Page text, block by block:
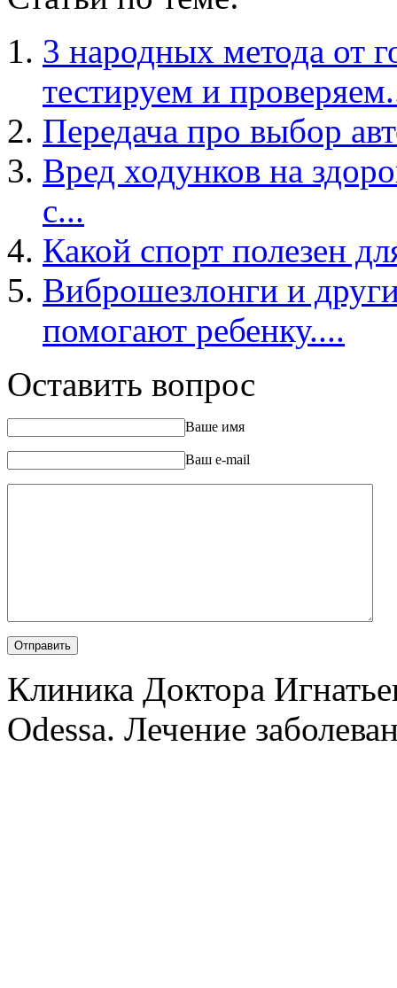
3 народных метода от
тестируем и
Передача про выбор
Вред ходунков на
с...
Какой спорт полезен
Виброшезлонги и
помогают ребенку....
Оставить вопрос
Ваше имя
Ваш e-mail
Клиника Доктора
Odessa. Лечение